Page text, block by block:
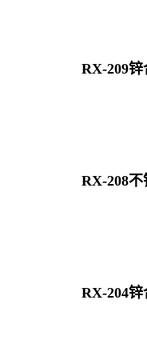
RX-209
RX-208
RX-204